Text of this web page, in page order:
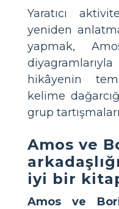
Yaratıcı
yeniden
yapmak,
hikâyenin
kelime
grup
Amos ve
iyi bir
Amos ve